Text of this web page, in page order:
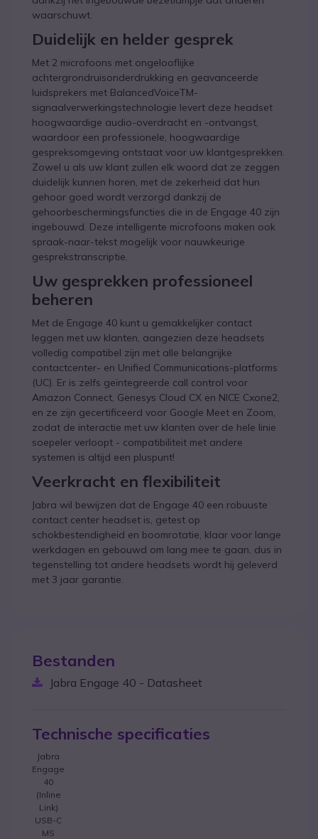
waarschuwt.
Duidelijk en helder gesprek
Met 2 microfoons met ongelooflijke
achtergrondruisonderdrukking en geavanceerde
luidsprekers met BalancedVoiceTM-
signaalverwerkingstechnologie levert deze headset
hoogwaardige audio-overdracht en -ontvangst,
waardoor een professionele, hoogwaardige
gespreksomgeving ontstaat voor uw klantgesprekken.
Zowel u als uw klant zullen elk woord dat ze zeggen
duidelijk kunnen horen, met de zekerheid dat hun
gehoor goed wordt verzorgd dankzij de
gehoorbeschermingsfuncties die in de Engage 40 zijn
ingebouwd. Deze intelligente microfoons maken ook
spraak-naar-tekst mogelijk voor nauwkeurige
gesprekstranscriptie.
Uw gesprekken professioneel
beheren
Met de Engage 40 kunt u gemakkelijker contact
leggen met uw klanten, aangezien deze headsets
volledig compatibel zijn met alle belangrijke
contactcenter- en Unified Communications-platforms
(UC). Er is zelfs geïntegreerde call control voor
Amazon Connect, Genesys Cloud CX en NICE Cxone2,
en ze zijn gecertificeerd voor Google Meet en Zoom,
zodat de interactie met uw klanten over de hele linie
soepeler verloopt - compatibiliteit met andere
systemen is altijd een pluspunt!
Veerkracht en flexibiliteit
Jabra wil bewijzen dat de Engage 40 een robuuste
contact center headset is, getest op
schokbestendigheid en boomrotatie, klaar voor lange
werkdagen en gebouwd om lang mee te gaan, dus in
tegenstelling tot andere headsets wordt hij geleverd
met 3 jaar garantie.
Bestanden
Jabra Engage 40 - Datasheet
Technische specificaties
Jabra
Engage
40
(Inline
Link)
USB-C
MS